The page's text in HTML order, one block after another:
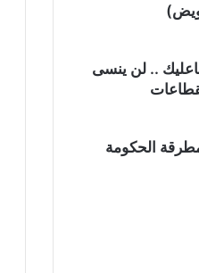
.. لن ينسى
الحكومة